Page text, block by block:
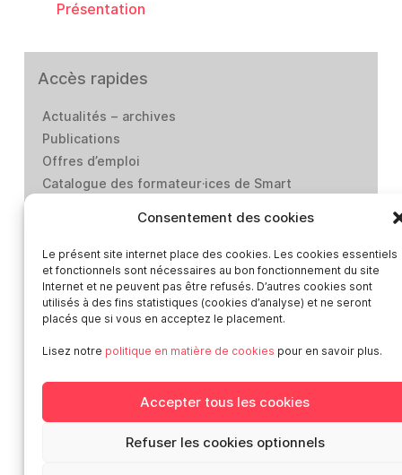
Consentement des cookies
Le présent site internet place des cookies. Les cookies essentiels
et fonctionnels sont nécessaires au bon fonctionnement du site
Internet et ne peuvent pas être refusés. D’autres cookies sont
utilisés à des fins statistiques (cookies d’analyse) et ne seront
placés que si vous en acceptez le placement.
Lisez notre politique en matière de cookies pour en savoir plus.
Accepter tous les cookies
Refuser les cookies optionnels
Présentation
Accès rapides
Actualités – archives
Publications
Offres d’emploi
Catalogue des formateur·ices de Smart
Médiation-Réclamation
Politique de protection des données personnelles
Mentions légales
Loi “lanceurs d’alerte”: effectuez un signalement